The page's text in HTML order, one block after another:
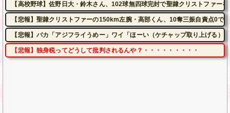
【高校野球】佐野日大・鈴木さん、102球無四球完封で聖隷クリストファー
【悲報】聖隷クリストファーの150km左腕・高部くん、10奪三振自責点0で
【悲報】バカ「アジフライうめー」ワイ「ほーい（ケチャップ取り上げる）
【悲報】独身税ってどうして批判されるんや？・・・・・・・・・